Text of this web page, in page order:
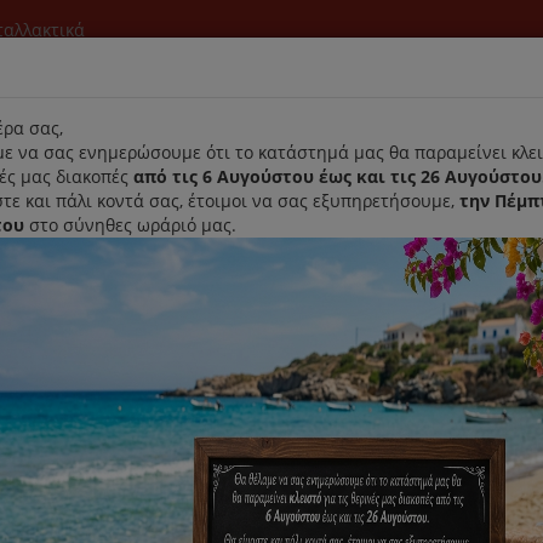
Αρχική Παραλαβή- Παράδοση Κατ'οικον
Θήκη Κάψουλας Καφετιέρας
Θήκη Κάψουλας Καφετιέρας
Κωδικός : MS-622570
Διαθεσιμότητα :
Παράδοση Σε 4-10 Ημέρες
σας,
να σας ενημερώσουμε ότι το κατάστημά μας θα παραμείνει
μας διακοπές από τις 6 Αυγούστου έως και τις 26
και πάλι κοντά σας, έτοιμοι να σας εξυπηρετήσουμε, την
στο σύνηθες ωράριό μας.